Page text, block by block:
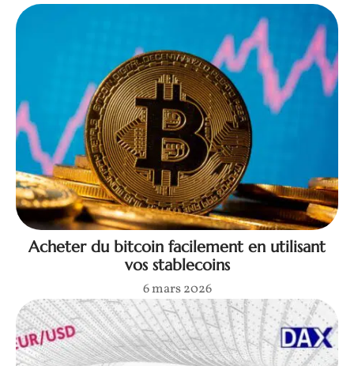
Acheter du bitcoin facilement en utilisant
vos stablecoins
6 mars 2026